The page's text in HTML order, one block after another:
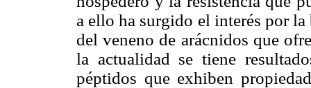
a ello ha surgido el interés por
del veneno de arácnidos que
la actualidad se tiene
péptidos que exhiben